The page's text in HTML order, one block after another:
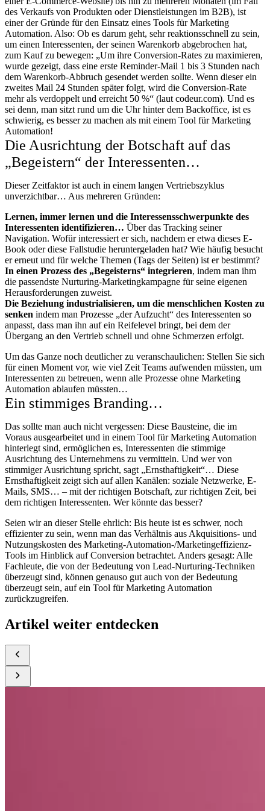
des Verkaufs von Produkten oder Dienstleistungen im B2B), ist
einer der Gründe für den Einsatz eines Tools für Marketing
Automation. Also: Ob es darum geht, sehr reaktionsschnell zu sein,
um einen Interessenten, der seinen Warenkorb abgebrochen hat,
zum Kauf zu bewegen: „Um ihre Conversion-Rates zu maximieren,
wurde gezeigt, dass eine erste Reminder-Mail 1 bis 3 Stunden nach
dem Warenkorb-Abbruch gesendet werden sollte. Wenn dieser ein
zweites Mail 24 Stunden später folgt, wird die Conversion-Rate
mehr als verdoppelt und erreicht 50 %“ (laut codeur.com). Und es
sei denn, man sitzt rund um die Uhr hinter dem Backoffice, ist es
schwierig, es besser zu machen als mit einem Tool für Marketing
Automation!
Die Ausrichtung der Botschaft auf das
„Begeistern“ der Interessenten…
Dieser Zeitfaktor ist auch in einem langen Vertriebszyklus
unverzichtbar… Aus mehreren Gründen:
Lernen, immer lernen und die Interessensschwerpunkte des
Interessenten identifizieren… Über das Tracking seiner
Navigation. Wofür interessiert er sich, nachdem er etwa dieses E-
Book oder diese Fallstudie heruntergeladen hat? Wie häufig besucht
er erneut und für welche Themen (Tags der Seiten) ist er bestimmt?
In einen Prozess des „Begeisterns“ integrieren, indem man ihm
die passendste Nurturing-Marketingkampagne für seine eigenen
Herausforderungen zuweist.
Die Beziehung industrialisieren, um die menschlichen Kosten zu
senken indem man Prozesse „der Aufzucht“ des Interessenten so
anpasst, dass man ihn auf ein Reifelevel bringt, bei dem der
Übergang an den Vertrieb schnell und ohne Schmerzen erfolgt.
Um das Ganze noch deutlicher zu veranschaulichen: Stellen Sie sich
für einen Moment vor, wie viel Zeit Teams aufwenden müssten, um
Interessenten zu betreuen, wenn alle Prozesse ohne Marketing
Automation ablaufen müssten…
Ein stimmiges Branding…
Das sollte man auch nicht vergessen: Diese Bausteine, die im
Voraus ausgearbeitet und in einem Tool für Marketing Automation
hinterlegt sind, ermöglichen es, Interessenten die stimmige
Ausrichtung des Unternehmens zu vermitteln. Und wer von
stimmiger Ausrichtung spricht, sagt „Ernsthaftigkeit“… Diese
Ernsthaftigkeit zeigt sich auf allen Kanälen: soziale Netzwerke, E-
Mails, SMS… – mit der richtigen Botschaft, zur richtigen Zeit, bei
dem richtigen Interessenten. Wer könnte das besser?
Seien wir an dieser Stelle ehrlich: Bis heute ist es schwer, noch
effizienter zu sein, wenn man das Verhältnis aus Akquisitions- und
Nutzungskosten des Marketing-Automation-/Marketingeffizienz-
Tools im Hinblick auf Conversion betrachtet. Anders gesagt: Alle
Fachleute, die von der Bedeutung von Lead-Nurturing-Techniken
überzeugt sind, können genauso gut auch von der Bedeutung
überzeugt sein, auf ein Tool für Marketing Automation
zurückzugreifen.
Artikel weiter entdecken